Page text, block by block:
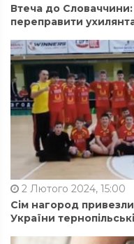
Втеча до
переправити
2 Лютого 2024, 15:00
Сім нагород
України